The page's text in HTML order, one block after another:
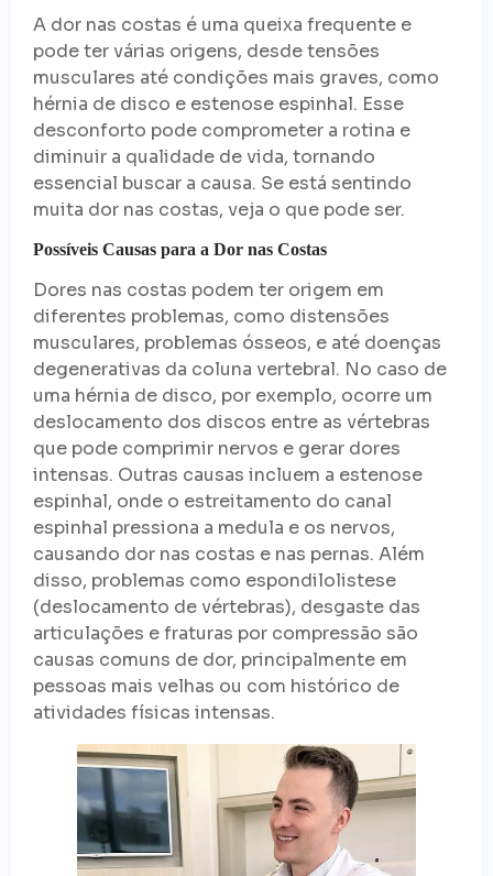
A dor nas costas é uma queixa frequente e
pode ter várias origens, desde tensões
musculares até condições mais graves, como
hérnia de disco e estenose espinhal. Esse
desconforto pode comprometer a rotina e
diminuir a qualidade de vida, tornando
essencial buscar a causa. Se está sentindo
muita dor nas costas, veja o que pode ser.
Possíveis Causas para a Dor nas Costas
Dores nas costas podem ter origem em
diferentes problemas, como distensões
musculares, problemas ósseos, e até doenças
degenerativas da coluna vertebral. No caso de
uma hérnia de disco, por exemplo, ocorre um
deslocamento dos discos entre as vértebras
que pode comprimir nervos e gerar dores
intensas. Outras causas incluem a estenose
espinhal, onde o estreitamento do canal
espinhal pressiona a medula e os nervos,
causando dor nas costas e nas pernas. Além
disso, problemas como espondilolistese
(deslocamento de vértebras), desgaste das
articulações e fraturas por compressão são
causas comuns de dor, principalmente em
pessoas mais velhas ou com histórico de
atividades físicas intensas.